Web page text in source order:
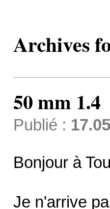
Archives
50 mm 1.4
Publié :
Bonjour à
Je n'arrive